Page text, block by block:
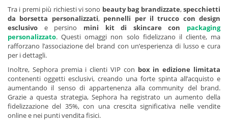
Tra i premi più richiesti vi sono beauty bag brandizzate,specchietti
da borsetta personalizzati, pennelli per il trucco con design
esclusivo e persino mini kit di skincare con packaging
personalizzato. Questi omaggi non solo fidelizzano il cliente, ma
rafforzano l’associazione del brand con un’esperienza di lusso e cura
per i dettagli.
Inoltre, Sephora premia i clienti VIP con box in edizione limitata
contenenti oggetti esclusivi, creando una forte spinta all’acquisto e
aumentando il senso di appartenenza alla community del brand.
Grazie a questa strategia, Sephora ha registrato un aumento della
fidelizzazione del 35%, con una crescita significativa nelle vendite
online e nei punti vendita fisici.